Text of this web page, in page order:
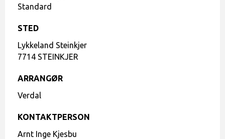
Standard
STED
Lykkeland Steinkjer
7714 STEINKJER
ARRANGØR
Verdal
KONTAKTPERSON
Arnt Inge Kjesbu